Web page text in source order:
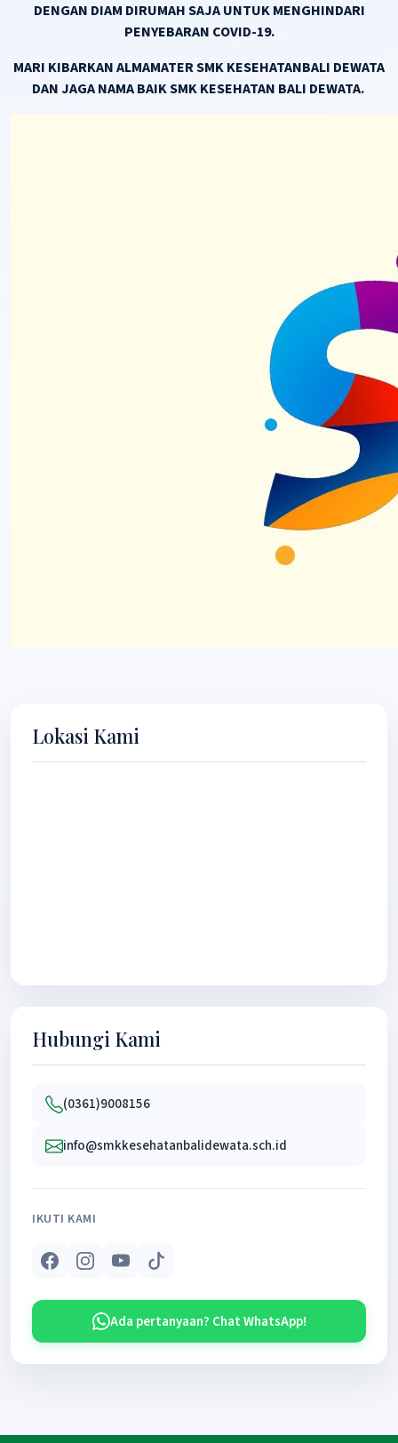
DENGAN DIAM DIRUMAH SAJA UNTUK MENGHINDARI
PENYEBARAN COVID-19.
MARI KIBARKAN ALMAMATER SMK KESEHATANBALI DEWATA
DAN JAGA NAMA BAIK SMK KESEHATAN BALI DEWATA.
Lokasi Kami
Hubungi Kami
(0361)9008156
info@smkkesehatanbalidewata.sch.id
IKUTI KAMI
Ada pertanyaan? Chat WhatsApp!